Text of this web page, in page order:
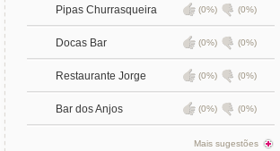
Pipas Churrasqueira (0%) (0%)
Docas Bar (0%) (0%)
Restaurante Jorge (0%) (0%)
Bar dos Anjos (0%) (0%)
Mais sugestões